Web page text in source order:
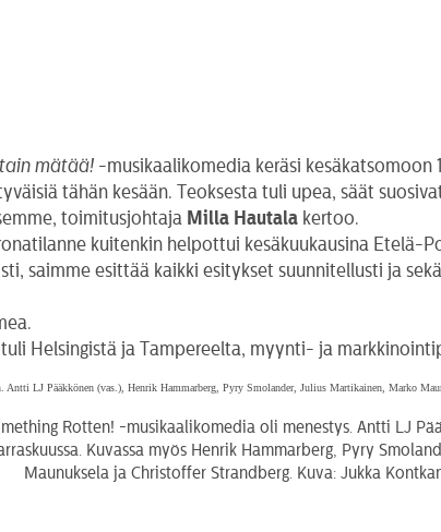
mätää! -musikaalikomedia keräsi kesäkatsomoon
tähän kesään. Teoksesta tuli upea, säät
toimitusjohtaja Milla Hautala kertoo.
kuitenkin helpottui kesäkuukausina Etelä-
saimme esittää kaikki esitykset suunnitellusti ja
Helsingistä ja Tampereelta, myynti- ja
Rotten! -musikaalikomedia oli menestys. Antti LJ
Kuvassa myös Henrik Hammarberg, Pyry
Maunuksela ja Christoffer Strandberg. Kuva: Jukka